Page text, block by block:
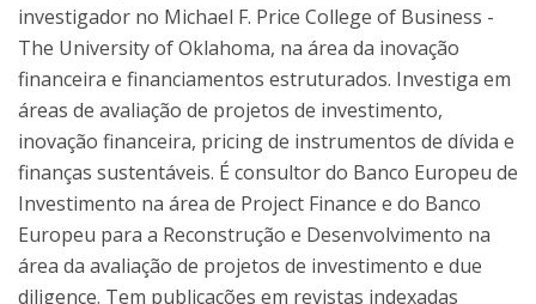
investigador no Michael F. Price College of Business -
The University of Oklahoma, na área da inovação
financeira e financiamentos estruturados. Investiga em
áreas de avaliação de projetos de investimento,
inovação financeira, pricing de instrumentos de dívida e
finanças sustentáveis. É consultor do Banco Europeu de
Investimento na área de Project Finance e do Banco
Europeu para a Reconstrução e Desenvolvimento na
área da avaliação de projetos de investimento e due
diligence. Tem publicações em revistas indexadas